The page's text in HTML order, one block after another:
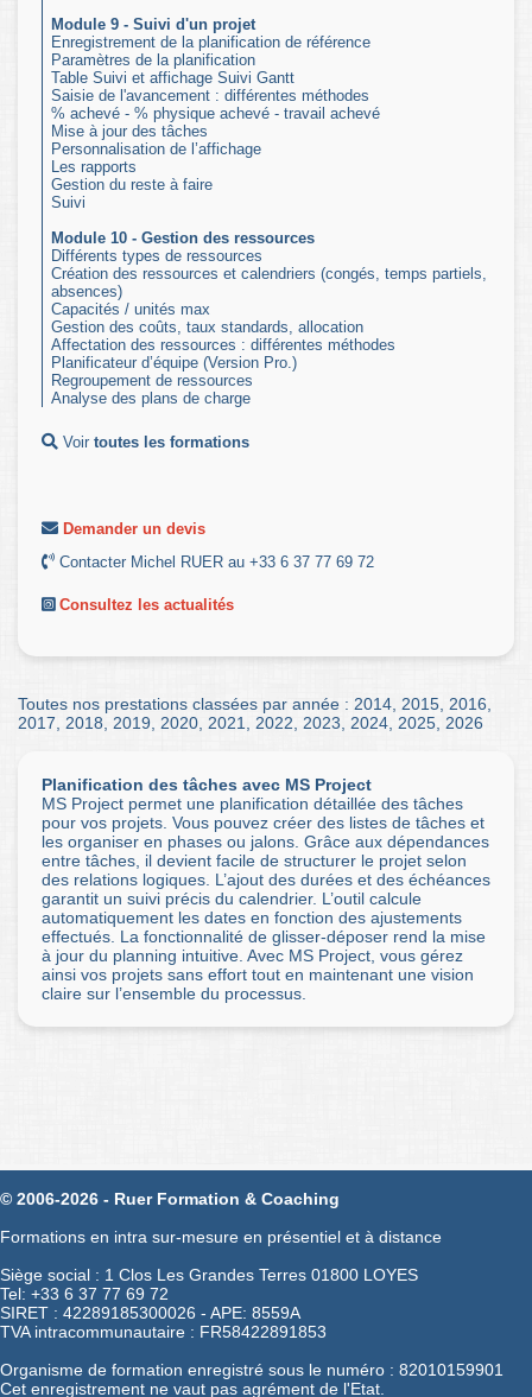
Module 9 - Suivi d'un projet
Enregistrement de la planification de référence
Paramètres de la planification
Table Suivi et affichage Suivi Gantt
Saisie de l'avancement : différentes méthodes
% achevé - % physique achevé - travail achevé
Mise à jour des tâches
Personnalisation de l’affichage
Les rapports
Gestion du reste à faire
Suivi
Module 10 - Gestion des ressources
Différents types de ressources
Création des ressources et calendriers (congés, temps partiels,
absences)
Capacités / unités max
Gestion des coûts, taux standards, allocation
Affectation des ressources : différentes méthodes
Planificateur d’équipe (Version Pro.)
Regroupement de ressources
Analyse des plans de charge
Voir toutes les formations
Demander un devis
Contacter Michel RUER au +33 6 37 77 69 72
Consultez les actualités
Toutes nos prestations classées par année : 2014 2015 2016
2017
2018 2019 2020 2021 2022 2023 2024 2025 2026
Planification des tâches avec MS Project
MS Project permet une planification détaillée des tâches
pour vos projets. Vous pouvez créer des listes de tâches et
les organiser en phases ou jalons. Grâce aux dépendances
entre tâches, il devient facile de structurer le projet selon
des relations logiques. L’ajout des durées et des échéances
garantit un suivi précis du calendrier. L’outil calcule
automatiquement les dates en fonction des ajustements
effectués. La fonctionnalité de glisser-déposer rend la mise
à jour du planning intuitive. Avec MS Project, vous gérez
ainsi vos projets sans effort tout en maintenant une vision
claire sur l’ensemble du processus.
© 2006-2026 - Ruer Formation & Coaching
Formations en intra sur-mesure en présentiel et à distance
Siège social : 1 Clos Les Grandes Terres 01800 LOYES
Tel: +33 6 37 77 69 72
SIRET : 42289185300026 - APE: 8559A
TVA intracommunautaire : FR58422891853
Organisme de formation enregistré sous le numéro : 82010159901
Cet enregistrement ne vaut pas agrément de l'Etat.